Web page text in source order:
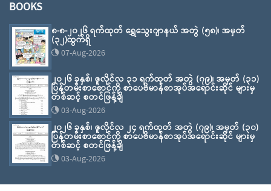
BOOKS
၈-၈-၂၀၂၆ ရက်ထုတ် ရွှေသွေးဂျာနယ် အတွဲ (၅၈)၊ အမှတ်
(၃၂)ထွက်ရှိ
07-Aug-2026
၂၀၂၆ ခုနှစ်၊ ဇူလိုင်လ ၃၁ ရက်ထုတ် အတွဲ (၇၉)၊ အမှတ် (၃၁)
ပြန်တမ်းစာစောင်ကို စာပေဗိမာန်စာအုပ်အရောင်းဆိုင် များမှ
တစ်ဆင့် စတင်ဖြန့်ချိ
03-Aug-2026
၂၀၂၆ ခုနှစ်၊ ဇူလိုင်လ ၂၄ ရက်ထုတ် အတွဲ (၇၉)၊ အမှတ် (၃၀)
ပြန်တမ်းစာစောင်ကို စာပေဗိမာန်စာအုပ်အရောင်းဆိုင် များမှ
တစ်ဆင့် စတင်ဖြန့်ချိ
03-Aug-2026